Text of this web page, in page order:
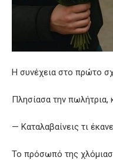
Η συνέχεια στο πρώτο
Πλησίασα την
— Καταλαβαίνεις τι
Το πρόσωπό της